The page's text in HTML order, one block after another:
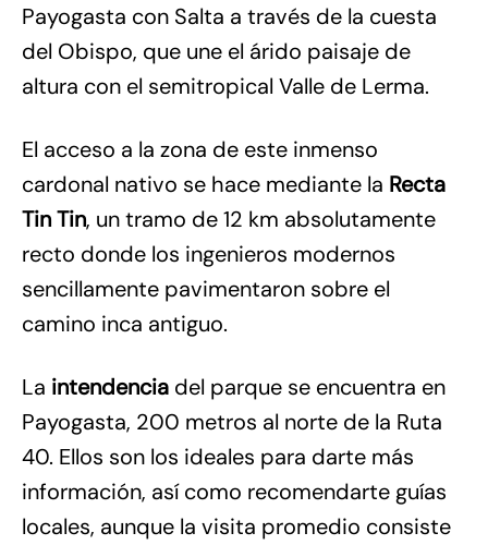
Payogasta con Salta a través de la cuesta
del Obispo, que une el árido paisaje de
altura con el semitropical Valle de Lerma.
El acceso a la zona de este inmenso
cardonal nativo se hace mediante la Recta
Tin Tin, un tramo de 12 km absolutamente
recto donde los ingenieros modernos
sencillamente pavimentaron sobre el
camino inca antiguo.
La intendencia del parque se encuentra en
Payogasta, 200 metros al norte de la Ruta
40. Ellos son los ideales para darte más
información, así como recomendarte guías
locales, aunque la visita promedio consiste